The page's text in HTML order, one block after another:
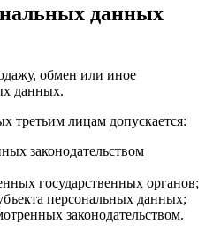
данных
обмен или иное
данных.
третьим лицам допускается:
законодательством
государственных органов;
персональных данных;
законодательством.